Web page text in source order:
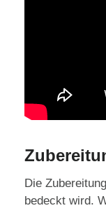
Die
bedeckt wird.